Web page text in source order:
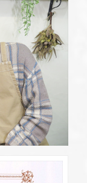
8033
6577
2177